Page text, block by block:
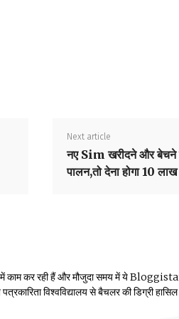
Next article
नए Sim खरीदने और बेचने
पालन,तो देना होगा 10 लाख
में काम कर रही हैं और मौजुदा समय में ये
विश्वविद्यालय से बैचलर की डिग्री